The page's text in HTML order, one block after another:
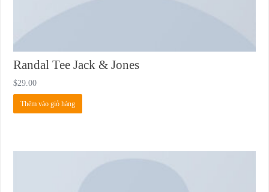
Randal Tee Jack & Jones
$29.00
Thêm vào giỏ hàng